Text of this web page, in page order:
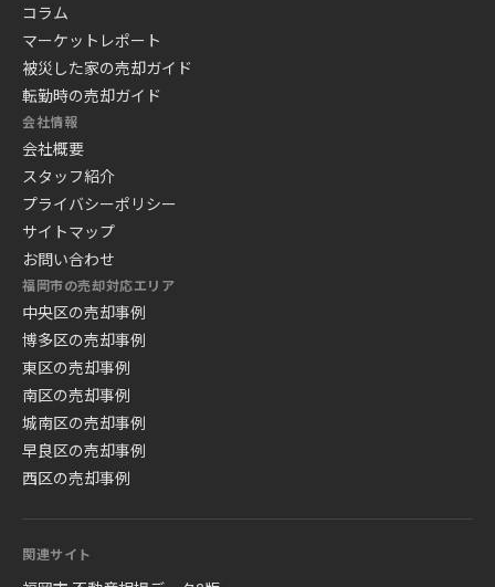
コラム
マーケットレポート
被災した家の売却ガイド
転勤時の売却ガイド
会社情報
会社概要
スタッフ紹介
プライバシーポリシー
サイトマップ
お問い合わせ
福岡市の売却対応エリア
中央区の売却事例
博多区の売却事例
東区の売却事例
南区の売却事例
城南区の売却事例
早良区の売却事例
西区の売却事例
関連サイト